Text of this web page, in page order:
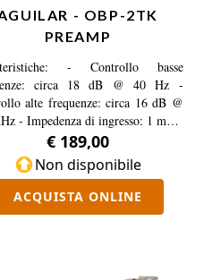
- OBP-2TK
PREAMP
- Controllo basse
circa 18 dB @ 40 Hz -
alte frequenze: circa 16 dB @
- Impedenza di ingresso: 1 mega
- Impedenza di uscita: 100 ohm 9 o
Ulteriori 6dB con 18 volt -
0,019 in ohm 10k - Rumore:
- Durata della batteria: 324 ore
cavi: cm 16,51 -
€ 189,00
Non disponibile
ACQUISTA ONLINE